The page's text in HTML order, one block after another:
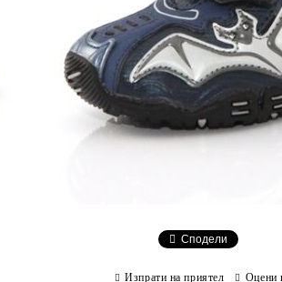
Сподели
Изпрати на приятел Оцени